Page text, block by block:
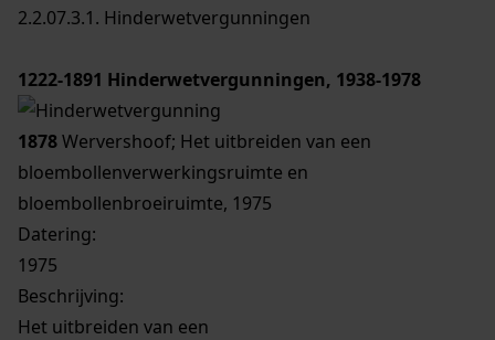
2.2.07.3.1. Hinderwetvergunningen
1222-1891 Hinderwetvergunningen, 1938-1978
1878Wervershoof; Het uitbreiden van een
bloembollenverwerkingsruimte en
bloembollenbroeiruimte, 1975
Datering:
1975
Beschrijving:
Het uitbreiden van een